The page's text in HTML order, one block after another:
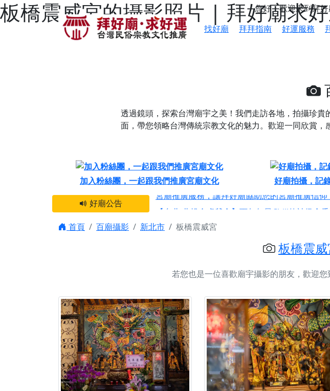
板橋震威宮的攝影照片 | 拜好廟求
您好，歡迎來到拜
找好廟
拜拜指南 好運服務
透過鏡頭，探索台灣廟宇之美！我們走訪各地，拍攝珍
面，帶您領略台灣傳統宗教文化的魅力。歡迎一同欣賞，
加入粉絲團，一起跟我們推廣宮廟文化 好廟拍攝，記
好廟公告
感謝 【新竹縣新豐鄉 池和宮】 贊助支持我們推
宮廟推廣服務，讓拜好廟協助您的宮廟推廣信
【台北 北投金虎爺會】丙午年最Chill的神級會
【台北北投 唭哩岸慈生宮】慶讚中元普渡法會
【屏東縣獅子鄉 楓港清華山聖天宮】驪山母娘
【桃園市 桃園蓮華寺】盂蘭盆中元報恩法會，
【桃園龜山 慈恩宮】丙午年梁皇寶懺法會，一
【新北貢寮 南極玉明殿】中元普渡大法會，誠
下善緣。
【桃園慈善宮(天公廟)】中元普渡交給專業的
是「超級加倍」！
【台北北投 福慶宮】慶讚中元普渡法會，誠摯
首頁 百廟攝影 新北市 板橋震威宮
板橋震
若您也是一位喜歡廟宇攝影的朋友，歡迎您